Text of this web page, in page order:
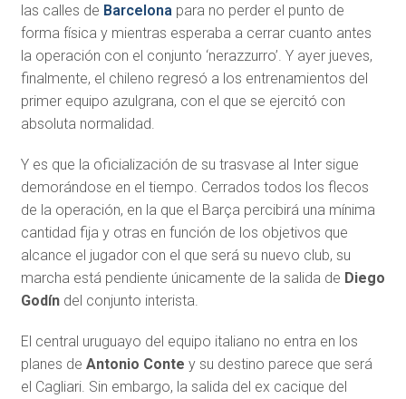
las calles de Barcelonapara no perder el punto de
forma física y mientras esperaba a cerrar cuanto antes
la operación con el conjunto ‘nerazzurro’. Y ayer jueves,
finalmente, el chileno regresó a los entrenamientos del
primer equipo azulgrana, con el que se ejercitó con
absoluta normalidad.
Y es que la oficialización de su trasvase al Inter sigue
demorándose en el tiempo. Cerrados todos los flecos
de la operación, en la que el Barça percibirá una mínima
cantidad fija y otras en función de los objetivos que
alcance el jugador con el que será su nuevo club, su
marcha está pendiente únicamente de la salida de Diego
Godín del conjunto interista.
El central uruguayo del equipo italiano no entra en los
planes de Antonio Conte y su destino parece que será
el Cagliari. Sin embargo, la salida del ex cacique del